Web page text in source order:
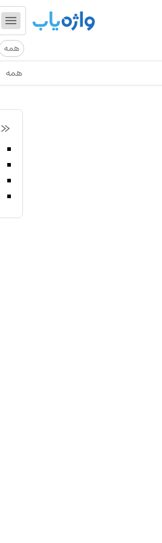
همه
همه
«fouquieriaceous»